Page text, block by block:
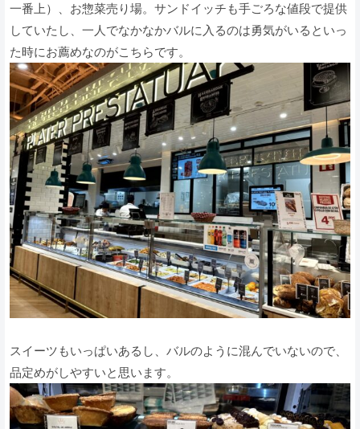
一番上）、お惣菜売り場。サンドイッチも手ごろな値段で提供
していたし、一人でなかなかバルに入るのは勇気がいるといっ
た時にお薦めなのがこちらです。
スイーツもいっぱいあるし、バルのように混んでいないので、
品定めがしやすいと思います。